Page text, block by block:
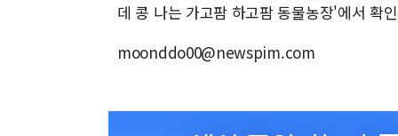
데 콩 나는 가고팜 하고팜 동물농장'에서 확
moonddo00@newspim.com